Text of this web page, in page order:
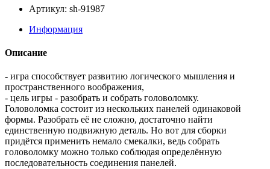
Артикул: sh-91987
Информация
Описание
- игра способствует развитию логического мышления и
пространственного воображения,
- цель игры - разобрать и собрать головоломку.
Головоломка состоит из нескольких панелей одинаковой
формы. Разобрать её не сложно, достаточно найти
единственную подвижную деталь. Но вот для сборки
придётся применить немало смекалки, ведь собрать
головоломку можно только соблюдая определённую
последовательность соединения панелей.